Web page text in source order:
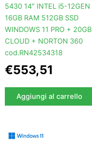
5430 14″ INTEL i5-12GEN
16GB RAM 512GB SSD
WINDOWS 11 PRO + 20GB
CLOUD + NORTON 360
cod.RN42534318
€553,51
Aggiungi al carrello